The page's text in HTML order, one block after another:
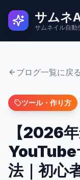
サムネ
サムネイル自動
実例
ユーザーの声
使い方
料金
ブログ一覧に戻る
ツール・作り方
【2026
YouTube
法｜初心